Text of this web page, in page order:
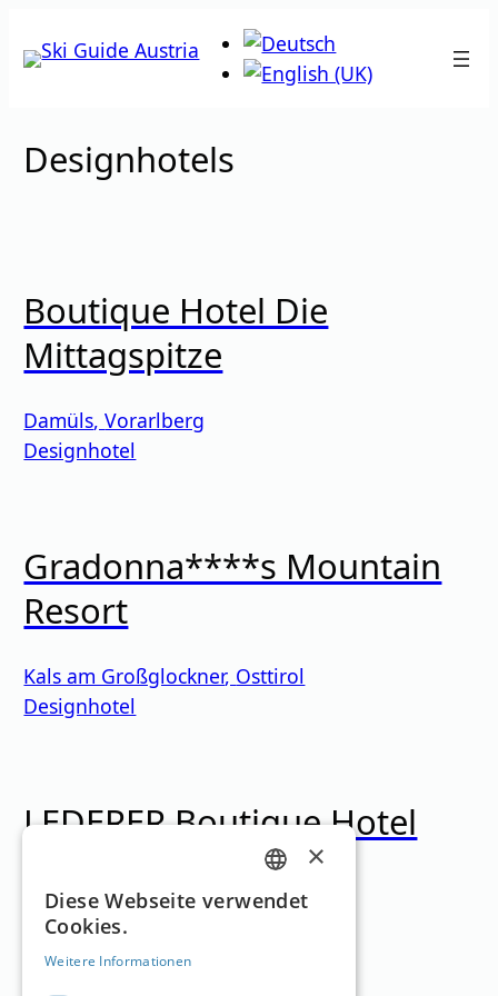
Inhalt
Designhotels
Boutique Hotel Die
Mittagspitze
Damüls,Vorarlberg
Designhotel
Gradonna****s Mountain
Resort
Kals am Großglockner, Osttirol
Designhotel
LEDERER Boutique Hotel
Kaprun
Salzburg
Designhotel
GERMAN
×
Diese Webseite verwendet
Cookies.
Weitere Informationen